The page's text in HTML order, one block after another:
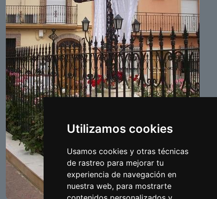
Utilizamos cookies
Usamos cookies y otras técnicas
de rastreo para mejorar tu
experiencia de navegación en
nuestra web, para mostrarte